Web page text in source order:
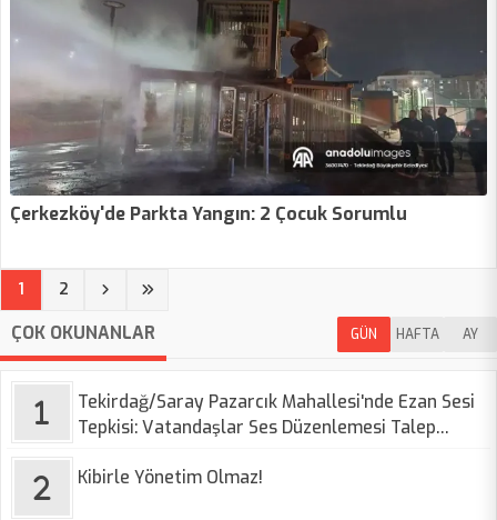
Çerkezköy'de Parkta Yangın: 2 Çocuk Sorumlu
1 (current)
2
ÇOK OKUNANLAR GÜN HAFTA AY
Tekirdağ/Saray Pazarcık Mahallesi'nde Ezan Sesi
Tepkisi: Vatandaşlar Ses Düzenlemesi Talep
Kibirle Yönetim Olmaz!